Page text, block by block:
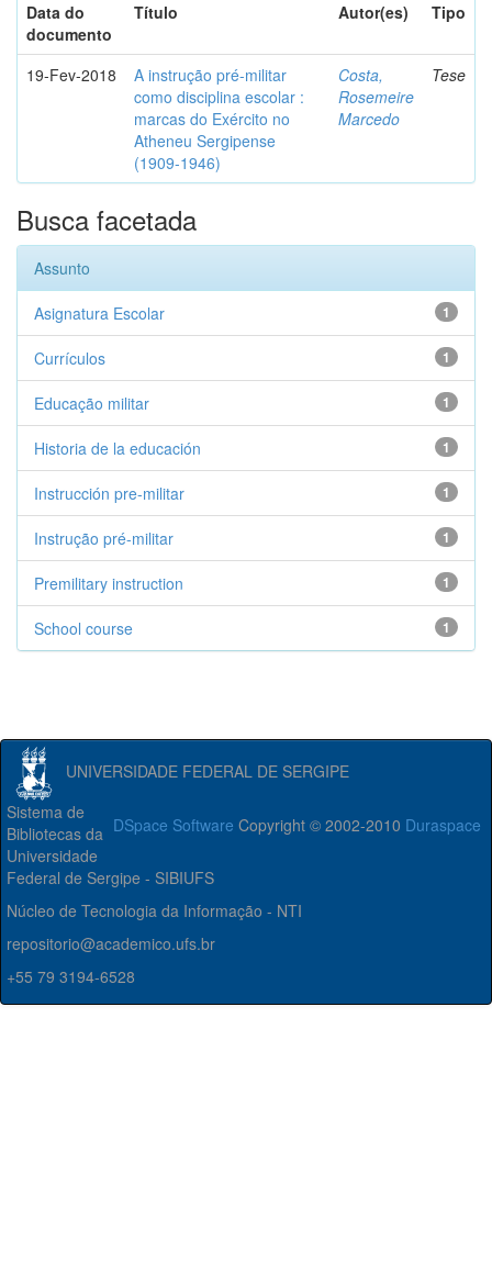
Data do
documento
Título Autor(es) Tipo
19-Fev-2018
A instrução pré-militar
como disciplina escolar :
marcas do Exército no
Atheneu Sergipense
(1909-1946)
Costa,
Rosemeire
Marcedo
Tese
Busca facetada
Assunto
1
Asignatura Escolar
1
Currículos
1
Educação militar
1
Historia de la educación
1
Instrucción pre-militar
1
Instrução pré-militar
1
Premilitary instruction
1
School course
UNIVERSIDADE FEDERAL DE SERGIPE
DSpace Software Copyright © 2002-2010 Duraspace
Sistema de
Bibliotecas da
Universidade
Federal de Sergipe - SIBIUFS
Núcleo de Tecnologia da Informação - NTI
repositorio@academico.ufs.br
+55 79 3194-6528